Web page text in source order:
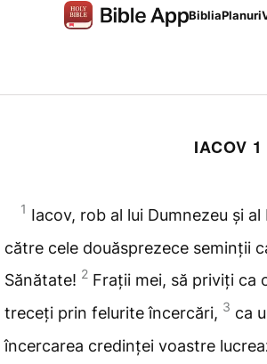
BibliaPlanuri
IACOV 1
1 Iacov, rob al lui Dumnezeu și
către cele douăsprezece seminții
Sănătate! 2 Frații mei, să priviți ca
treceți prin feluriteîncercări, 3 ca
încercarea credinței voastre